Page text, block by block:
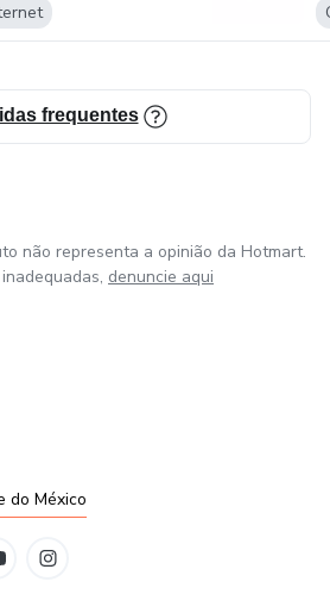
frequentes
não representa a opinião da Hotmart.
denuncie aqui
do México